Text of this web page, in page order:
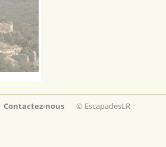
Contactez-nous © EscapadesLR